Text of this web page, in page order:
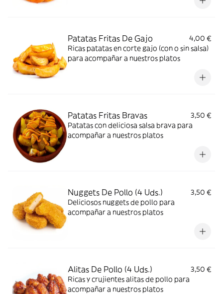
Patatas Fritas De Gajo
4,00 €
Ricas patatas en corte gajo (con o sin salsa)
para acompañar a nuestros platos
Patatas Fritas Bravas
3,50 €
Patatas con deliciosa salsa brava para
acompañar a nuestros platos
Nuggets De Pollo (4 Uds.)
3,50 €
Deliciosos nuggets de pollo para
acompañar a nuestros platos
Alitas De Pollo (4 Uds.)
3,50 €
Ricas y crujientes alitas de pollo para
acompañar a nuestros platos